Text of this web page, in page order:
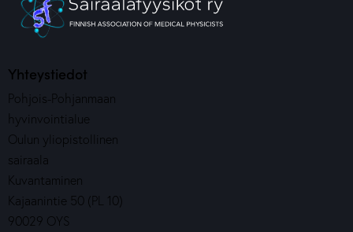
Yhteystiedot
Pohjois-Pohjanmaan
hyvinvointialue
Oulun yliopistollinen
sairaala
Kuvantaminen
Kajaanintie 50 (PL 10)
90029 OYS